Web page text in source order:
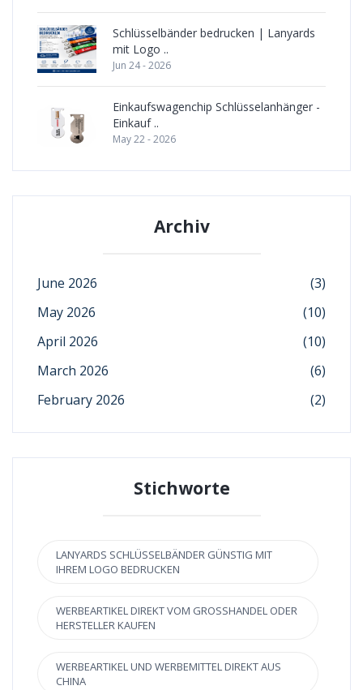
Schlüsselbänder bedrucken | Lanyards
mit Logo ..
Jun 24 - 2026
Einkaufswagenchip Schlüsselanhänger -
Einkauf ..
May 22 - 2026
Archiv
June 2026
(3)
May 2026
(10)
April 2026
(10)
March 2026
(6)
February 2026
(2)
Stichworte
LANYARDS SCHLÜSSELBÄNDER GÜNSTIG MIT
IHREM LOGO BEDRUCKEN
WERBEARTIKEL DIREKT VOM GROSSHANDEL ODER H
ERSTELLER KAUFEN
WERBEARTIKEL UND WERBEMITTEL DIREKT AUS
CHINA